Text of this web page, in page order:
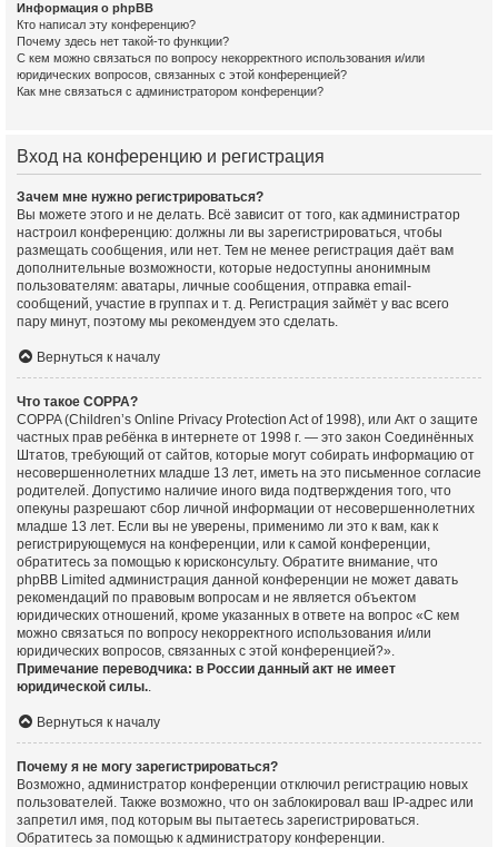
Информация о phpBB
Кто написал эту конференцию?
Почему здесь нет такой-то функции?
С кем можно связаться по вопросу некорректного использования и/или
юридических вопросов, связанных с этой конференцией?
Как мне связаться с администратором конференции?
Вход на конференцию и регистрация
Зачем мне нужно регистрироваться?
Вы можете этого и не делать. Всё зависит от того, как администратор
настроил конференцию: должны ли вы зарегистрироваться, чтобы
размещать сообщения, или нет. Тем не менее регистрация даёт вам
дополнительные возможности, которые недоступны анонимным
пользователям: аватары, личные сообщения, отправка email-
сообщений, участие в группах и т. д. Регистрация займёт у вас всего
пару минут, поэтому мы рекомендуем это сделать.
Вернуться к началу
Что такое COPPA?
COPPA (Children’s Online Privacy Protection Act of 1998), или Акт о защите
частных прав ребёнка в интернете от 1998 г. — это закон Соединённых
Штатов, требующий от сайтов, которые могут собирать информацию от
несовершеннолетних младше 13 лет, иметь на это письменное согласие
родителей. Допустимо наличие иного вида подтверждения того, что
опекуны разрешают сбор личной информации от несовершеннолетних
младше 13 лет. Если вы не уверены, применимо ли это к вам, как к
регистрирующемуся на конференции, или к самой конференции,
обратитесь за помощью к юрисконсульту. Обратите внимание, что
phpBB Limited администрация данной конференции не может давать
рекомендаций по правовым вопросам и не является объектом
юридических отношений, кроме указанных в ответе на вопрос «С кем
можно связаться по вопросу некорректного использования и/или
юридических вопросов, связанных с этой конференцией?».
Примечание переводчика: в России данный акт не имеет
юридической силы..
Вернуться к началу
Почему я не могу зарегистрироваться?
Возможно, администратор конференции отключил регистрацию новых
пользователей. Также возможно, что он заблокировал ваш IP-адрес или
запретил имя, под которым вы пытаетесь зарегистрироваться.
Обратитесь за помощью к администратору конференции.